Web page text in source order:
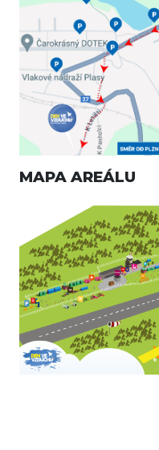
MAPA AREÁLU